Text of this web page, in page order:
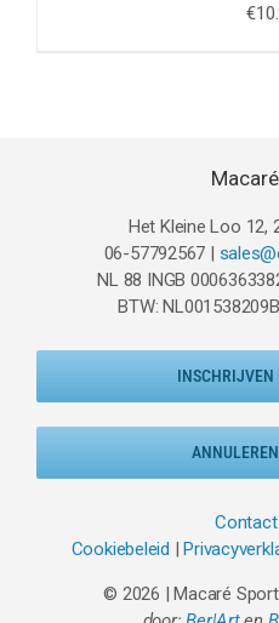
€
Het Kleine Loo 12,
06-57792567 |
NL 88 INGB
BTW:
INSCHRIJVEN
Contact
Cookiebeleid
© 2026 | Macaré